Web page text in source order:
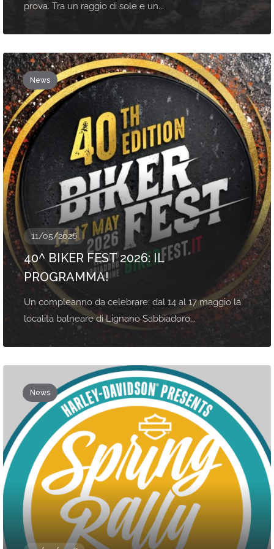
prova. Tra un raggio di sole e un...
News
11/05/2026
40^ BIKER FEST 2026: IL
PROGRAMMA!
Un compleanno da celebrare: dal 14 al 17 maggio la
località balneare di Lignano Sabbiadoro...
News